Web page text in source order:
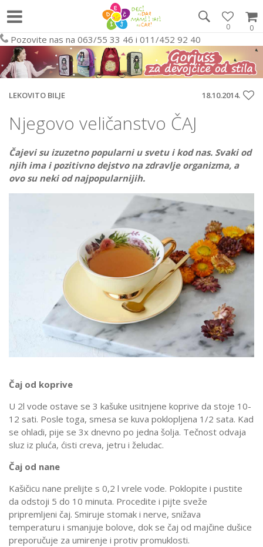
0
0
Pozovite nas na 063/55 33 46 i 011/452 92 40
LEKOVITO BILJE 18.10.2014.
Njegovo veličanstvo ČAJ
Čajevi su izuzetno popularni u svetu i kod nas. Svaki od
njih ima i pozitivno dejstvo na zdravlje organizma, a
ovo su neki od najpopularnijih.
Čaj od koprive
U 2l vode ostave se 3 kašuke usitnjene koprive da stoje 10-
12 sati. Posle toga, smesa se kuva poklopljena 1/2 sata. Kad
se ohladi, pije se 3x dnevno po jedna šolja. Tečnost odvaja
sluz iz pluća, ćisti creva, jetru i želudac.
Čaj od nane
Kašičicu nane prelijte s 0,2 l vrele vode. Poklopite i pustite
da odstoji 5 do 10 minuta. Procedite i pijte sveže
pripremljeni čaj. Smiruje stomak i nerve, snižava
temperaturu i smanjuje bolove, dok se čaj od majčine dušice
preporučuje za umirenje i protiv promuklosti.